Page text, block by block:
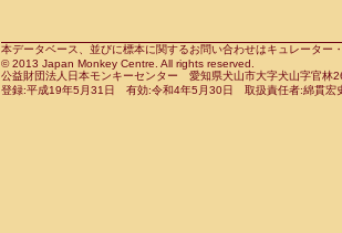
CebidaeSaguinus leucopus(6)
CebidaeSaguinus midas(0)
Cebidae Saguinus mystax(3)
本データベース、並びに標本に関するお問い合わせはキュレータ
© 2013 Japan Monkey Centre. All rights reserved.
公益財団法人日本モンキーセンター 愛知県犬山市大字犬山字官
登録:平成19年5月31日 有効:令和4年5月30日 取扱責任者:綿貫宏